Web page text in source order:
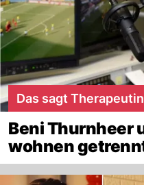
Das sagt Therapeutin
Beni Thurnheer
wohnen